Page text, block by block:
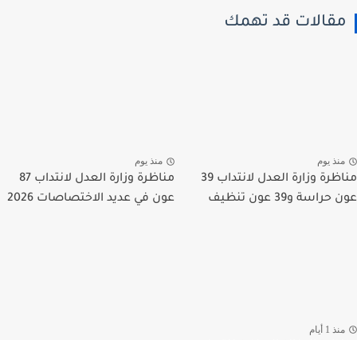
قد تهمك
يوم
مناظرة وزارة العدل لانتداب 39
و39 عون تنظيف
منذ يوم
مناظرة وزارة العدل لانتداب 87
عون في عديد الاختصاصات 2026
1 أيام